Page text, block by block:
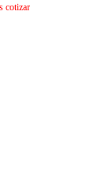
cotizar